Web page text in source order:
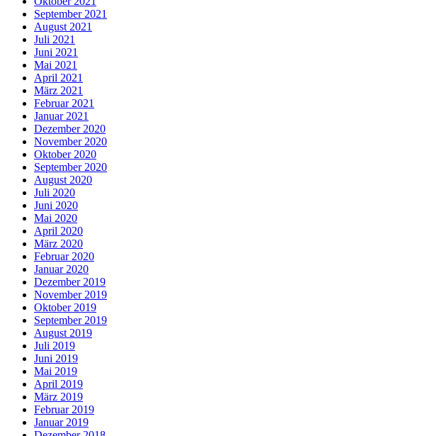
September 2021
August 2021
Juli 2021
Juni 2021
Mai 2021
April 2021
März 2021
Februar 2021
Januar 2021
Dezember 2020
November 2020
Oktober 2020
September 2020
August 2020
Juli 2020
Juni 2020
Mai 2020
April 2020
März 2020
Februar 2020
Januar 2020
Dezember 2019
November 2019
Oktober 2019
September 2019
August 2019
Juli 2019
Juni 2019
Mai 2019
April 2019
März 2019
Februar 2019
Januar 2019